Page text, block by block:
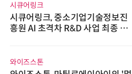
시큐어링크
시큐어링크, 중소기업기술정보진
흥원 AI 초격차 R&D 사업 최종 선
와이즈스톤